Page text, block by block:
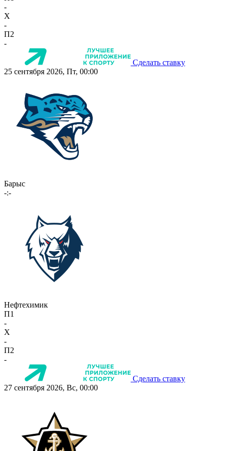
-
X
-
П2
-
Сделать ставку
25 сентября 2026, Пт, 00:00
Барыс
-:-
Нефтехимик
П1
-
X
-
П2
-
Сделать ставку
27 сентября 2026, Вс, 00:00